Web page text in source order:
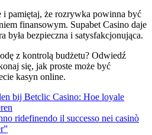
i pamiętaj, że rozrywka powinna być
finansowym. Supabet Casino daje
była bezpieczna i satysfakcjonująca.
z kontrolą budżetu? Odwiedź
się, jak proste może być
kasyn online.
bij Betclic Casino: Hoe loyale
ridefinendo il successo nei casinò